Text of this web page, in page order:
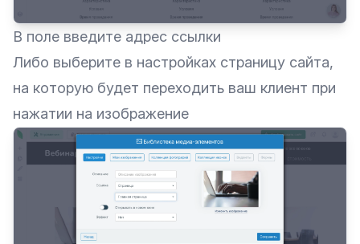
В поле введите адрес ссылки
Либо выберите в настройках страницу сайта,
на которую будет переходить ваш клиент при
нажатии на изображение